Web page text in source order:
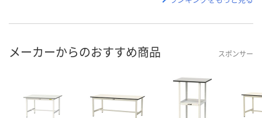
メーカーからのおすすめ商品 スポンサー